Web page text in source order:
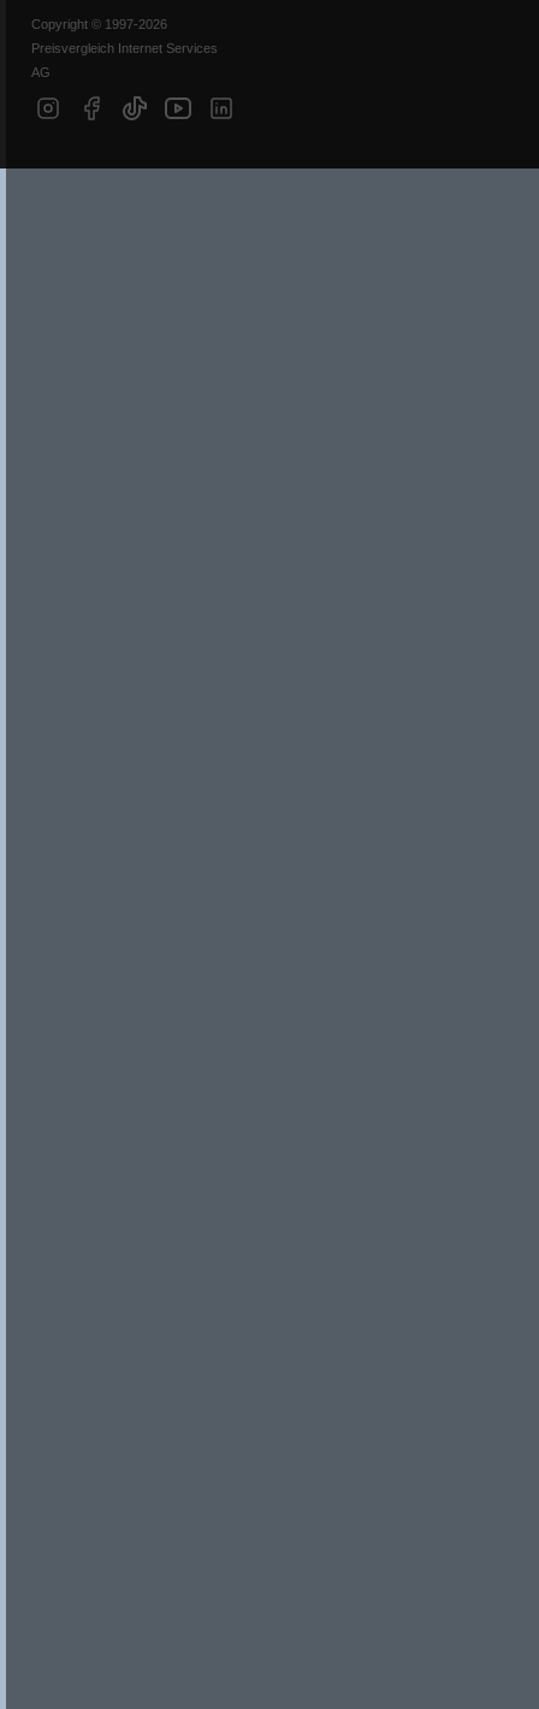
Copyright © 1997-2026
Preisvergleich Internet Services
AG